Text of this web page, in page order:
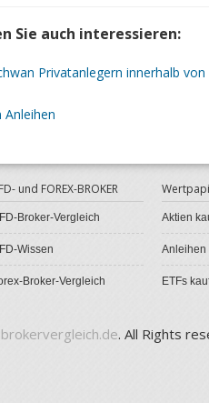
Sie auch interessieren:
Privatanlegern innerhalb
Anleihen
und FOREX-BROKER
Broker-Vergleich
Wissen
Broker-Vergleich
Aktien
Anleihen
ETFs
brokervergleich.de. All Rights